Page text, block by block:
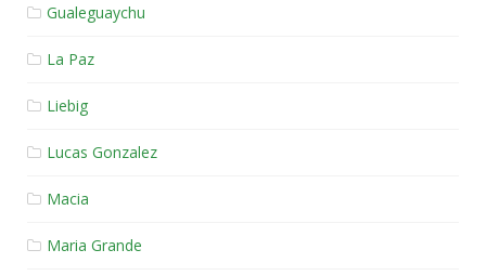
Gualeguaychu
La Paz
Liebig
Lucas Gonzalez
Macia
Maria Grande